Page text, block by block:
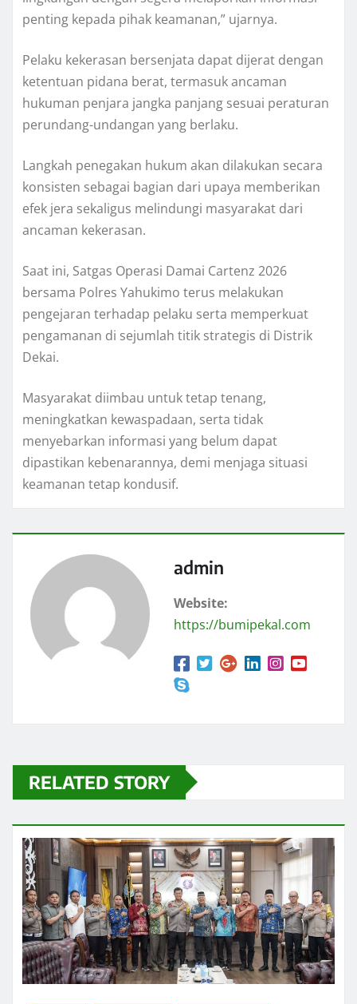
penting kepada pihak keamanan,” ujarnya.
Pelaku kekerasan bersenjata dapat dijerat dengan
ketentuan pidana berat, termasuk ancaman
hukuman penjara jangka panjang sesuai peraturan
perundang-undangan yang berlaku.
Langkah penegakan hukum akan dilakukan secara
konsisten sebagai bagian dari upaya memberikan
efek jera sekaligus melindungi masyarakat dari
ancaman kekerasan.
Saat ini, Satgas Operasi Damai Cartenz 2026
bersama Polres Yahukimo terus melakukan
pengejaran terhadap pelaku serta memperkuat
pengamanan di sejumlah titik strategis di Distrik
Dekai.
Masyarakat diimbau untuk tetap tenang,
meningkatkan kewaspadaan, serta tidak
menyebarkan informasi yang belum dapat
dipastikan kebenarannya, demi menjaga situasi
keamanan tetap kondusif.
admin
Website:
https://bumipekal.com
RELATED STORY